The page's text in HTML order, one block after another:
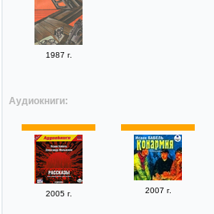
1987 г.
Аудиокниги:
2005 г. 2007 г.